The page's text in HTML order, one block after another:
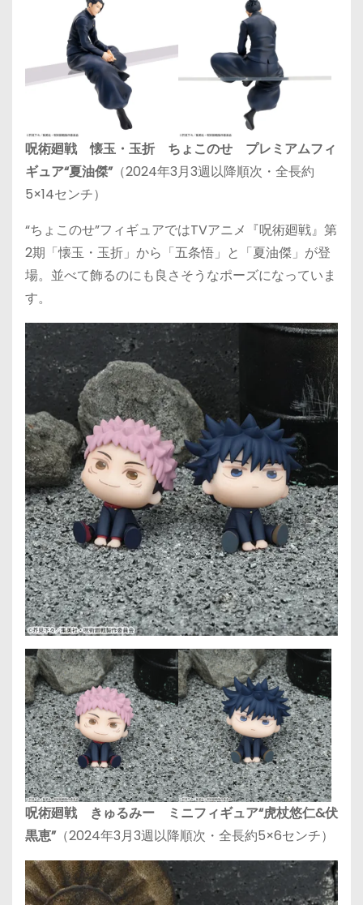
呪術廻戦 懐玉・玉折 ちょこのせ プレミアムフィ
ギュア“夏油傑”（2024年3月3週以降順次・全長約
5×14センチ）
“ちょこのせ”フィギュアではTVアニメ『呪術廻戦』第
2期「懐玉・玉折」から「五条悟」と「夏油傑」が登
場。並べて飾るのにも良さそうなポーズになっていま
す。
呪術廻戦 きゅるみー ミニフィギュア“虎杖悠仁&伏
黒恵”（2024年3月3週以降順次・全長約5×6センチ）